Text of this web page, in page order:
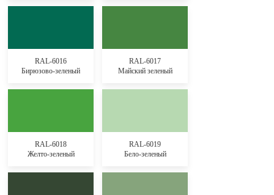
RAL-6016
Бирюзово-зеленый
RAL-6017
Майский зеленый
RAL-6018
Желто-зеленый
RAL-6019
Бело-зеленый